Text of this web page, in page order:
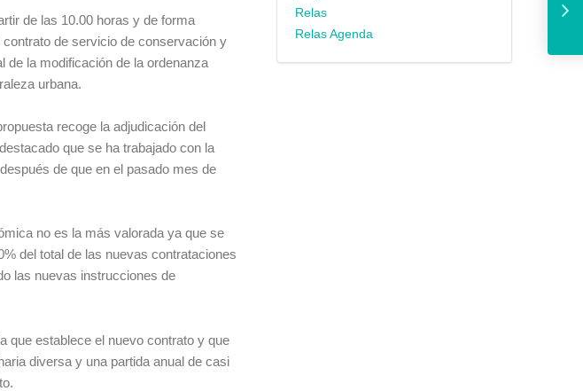
de las 10.00 horas y de forma
de servicio de conservación y
de la modificación de la ordenanza
urbana.
recoge la adjudicación del
que se ha trabajado con la
de que en el pasado mes de
no es la más valorada ya que se
del total de las nuevas contrataciones
las nuevas instrucciones de
que establece el nuevo contrato y que
diversa y una partida anual de casi
Relas
Relas Agenda